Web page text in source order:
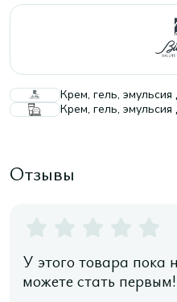
Крем, гель, эмульсия
Крем, гель, эмульсия
Отзывы
У этого товара пока
можете стать первым!